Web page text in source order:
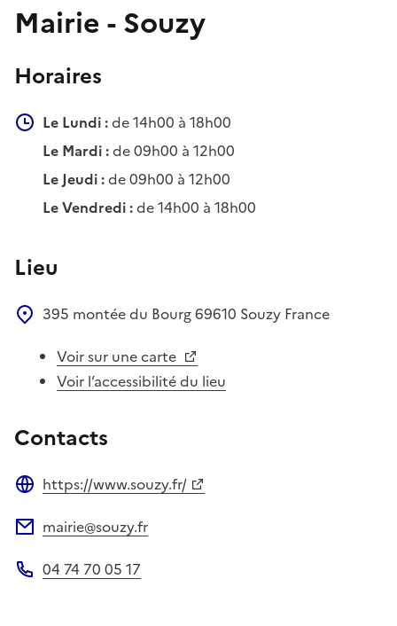
Mairie - Souzy
Horaires
Le Lundi :de 14h00 à 18h00
Le Mardi :de 09h00 à 12h00
Le Jeudi :de 09h00 à 12h00
Le Vendredi :de 14h00 à 18h00
Lieu
395 montée du Bourg69610 Souzy France
Voir sur une carte
Voir l’accessibilité du lieu
Contacts
https://www.souzy.fr/
mairie@souzy.fr
04 74 70 05 17